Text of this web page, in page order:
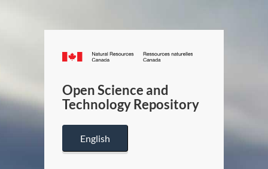
Canada.ca
/
Canada
Open Science and
Technology Repository
English